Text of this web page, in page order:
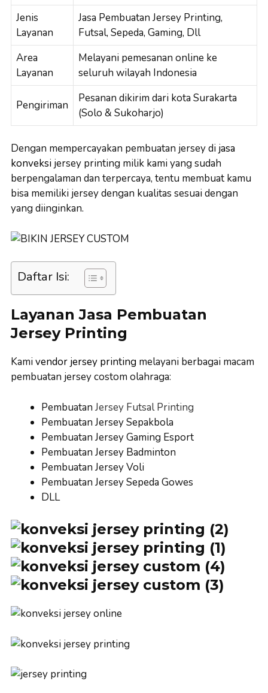
Jenis
Layanan
Jasa Pembuatan Jersey Printing,
Futsal, Sepeda, Gaming, Dll
Area
Layanan
Melayani pemesanan online ke
seluruh wilayah Indonesia
Pengiriman
Pesanan dikirim dari kota Surakarta
(Solo & Sukoharjo)
Dengan mempercayakan pembuatan jersey di jasa
konveksi jersey printing milik kami yang sudah
berpengalaman dan terpercaya, tentu membuat kamu
bisa memiliki jersey dengan kualitas sesuai dengan
yang diinginkan.
Daftar Isi:
Layanan Jasa Pembuatan
Jersey Printing
Kamivendor jersey printing melayani berbagai macam
pembuatan jersey costom olahraga:
Pembuatan Jersey Futsal Printing
Pembuatan Jersey Sepakbola
Pembuatan Jersey Gaming Esport
Pembuatan Jersey Badminton
Pembuatan Jersey Voli
Pembuatan Jersey Sepeda Gowes
DLL